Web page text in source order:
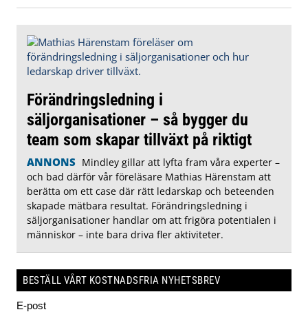
Förändringsledning i
säljorganisationer – så bygger du
team som skapar tillväxt på riktigt
ANNONS Mindley gillar att lyfta fram våra experter –
och bad därför vår föreläsare Mathias Härenstam att
berätta om ett case där rätt ledarskap och beteenden
skapade mätbara resultat. Förändringsledning i
säljorganisationer handlar om att frigöra potentialen i
människor – inte bara driva fler aktiviteter.
BESTÄLL VÅRT KOSTNADSFRIA NYHETSBREV
E-post